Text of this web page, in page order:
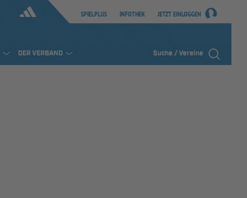
SPIELPLUS INFOTHEK JETZT EINLOGGEN
DER VERBAND Suche / Vereine